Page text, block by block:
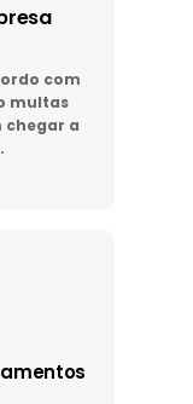
com
multas
chegar a